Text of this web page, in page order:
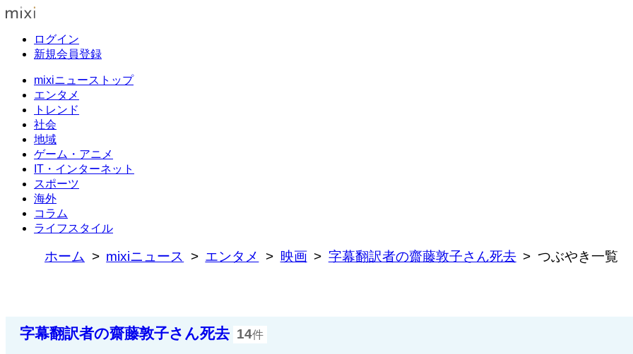
ログイン
新規会員登録
mixiニューストップ
エンタメ
トレンド
社会
地域
ゲーム・アニメ
IT・インターネット
スポーツ
海外
コラム
ライフスタイル
ホーム mixiニュース エンタメ 映画 字幕翻訳者の齋藤敦子さん死去 つぶやき一覧
字幕翻訳者の齋藤敦子さん死去 14件